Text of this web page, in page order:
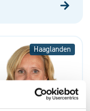
Haaglanden